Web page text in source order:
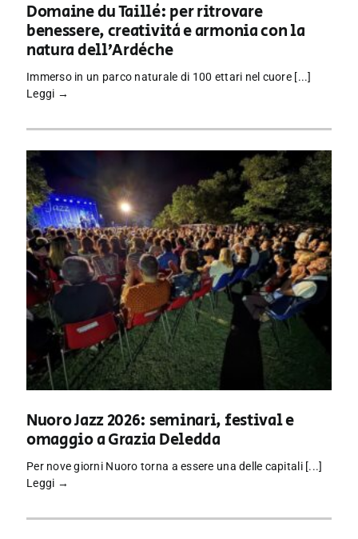
Domaine du Taillé: per ritrovare
benessere, creatività e armonia con la
natura dell’Ardèche
Immerso in un parco naturale di 100 ettari nel cuore [...]
Leggi →
Nuoro Jazz 2026: seminari, festival e
omaggio a Grazia Deledda
Per nove giorni Nuoro torna a essere una delle capitali [...]
Leggi →